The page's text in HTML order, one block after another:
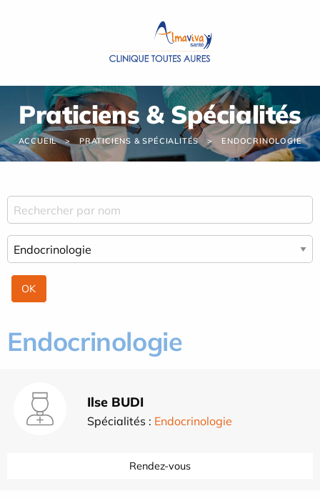
Praticiens & Spécialités
ACCUEIL PRATICIENS & SPÉCIALITÉS ENDOCRINOLOGIE
Endocrinologie
Ilse BUDI
Spécialités : Endocrinologie
Rendez-vous